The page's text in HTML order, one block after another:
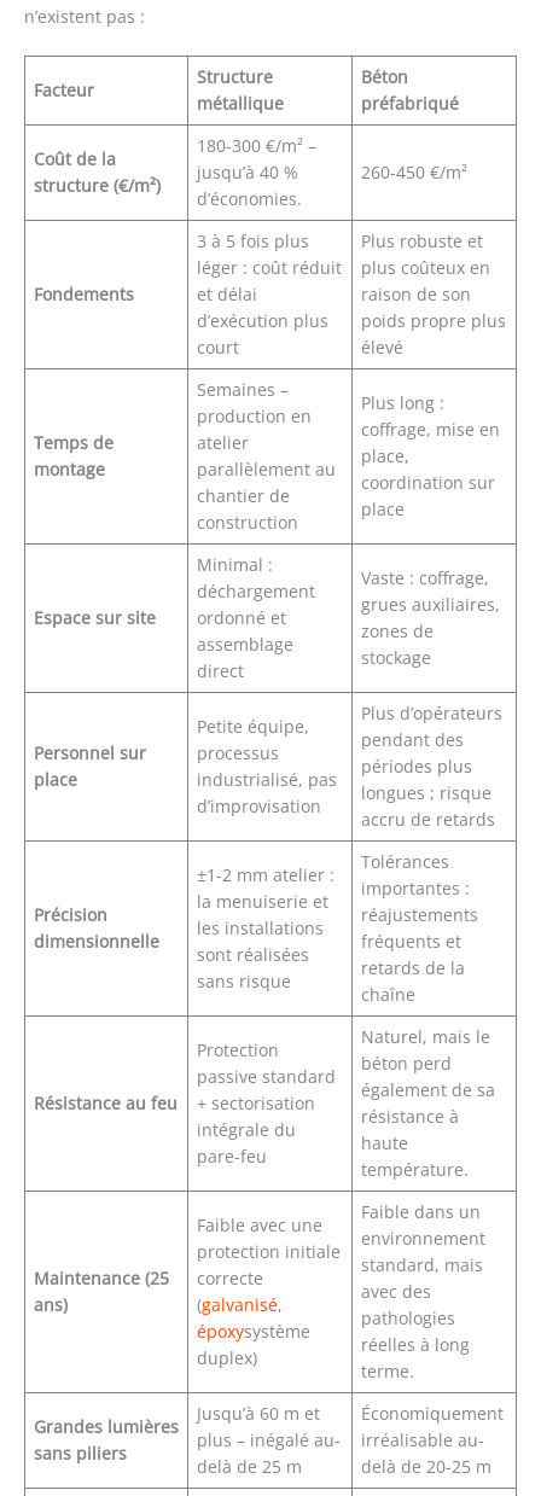
n’existent pas :
Facteur
Structure
métallique
Béton
préfabriqué
Coût de la
structure (€/m²)
180-300 €/m² –
jusqu’à 40 %
d’économies.
260-450 €/m²
Fondements
3 à 5 fois plus
léger : coût réduit
et délai
d’exécution plus
court
Plus robuste et
plus coûteux en
raison de son
poids propre plus
élevé
Temps de
montage
Semaines –
production en
atelier
parallèlement au
chantier de
construction
Plus long :
coffrage, mise en
place,
coordination sur
place
Espace sur site
Minimal :
déchargement
ordonné et
assemblage
direct
Vaste : coffrage,
grues auxiliaires,
zones de
stockage
Personnel sur
place
Petite équipe,
processus
industrialisé, pas
d’improvisation
Plus d’opérateurs
pendant des
périodes plus
longues ; risque
accru de retards
Précision
dimensionnelle
±1-2 mm atelier :
la menuiserie et
les installations
sont réalisées
sans risque
Tolérances
importantes :
réajustements
fréquents et
retards de la
chaîne
Résistance au feu
Protection
passive standard
+ sectorisation
intégrale du
pare-feu
Naturel, mais le
béton perd
également de sa
résistance à
haute
température.
Maintenance (25
ans)
Faible avec une
protection initiale
correcte
(galvanisé,
époxysystème
duplex)
Faible dans un
environnement
standard, mais
avec des
pathologies
réelles à long
terme.
Grandes lumières
sans piliers
Jusqu’à 60 m et
plus – inégalé au-
delà de 25 m
Économiquement
irréalisable au-
delà de 20-25 m